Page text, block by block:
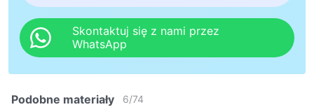
Skontaktuj się z nami przez
WhatsApp
Podobne materiały 6/74